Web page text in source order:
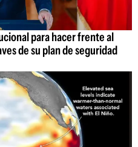
para hacer frente al
de su plan de seguridad